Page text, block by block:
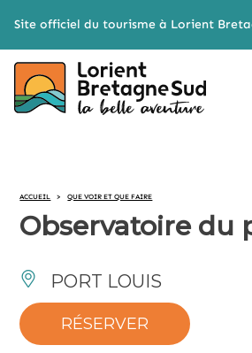
Site officiel du tourisme à Lorient
ACCUEIL > QUE VOIR ET QUE FAIRE
Observatoire du
PORT LOUIS
RÉSERVER